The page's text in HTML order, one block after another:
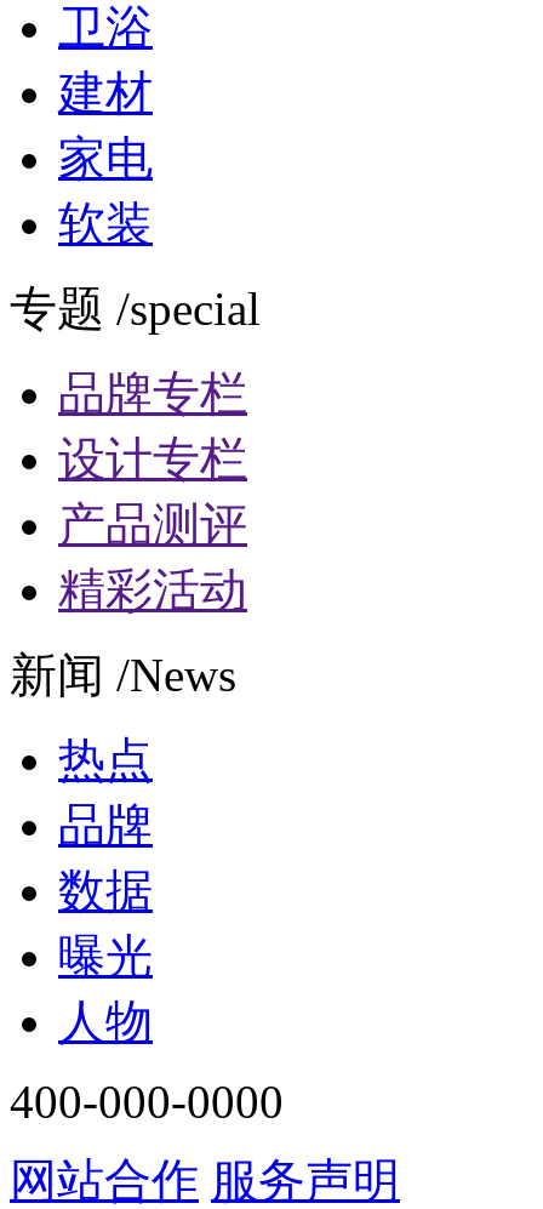
卫浴
建材
家电
软装
专题 /special
品牌专栏
设计专栏
产品测评
精彩活动
新闻 /News
热点
品牌
数据
曝光
人物
400-000-0000
网站合作 服务声明